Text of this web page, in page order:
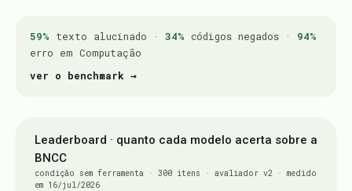
59% texto alucinado · 34% códigos negados · 94%
erro em Computação
ver o benchmark →
Leaderboard · quanto cada modelo acerta sobre a
BNCC
condição sem ferramenta · 300 itens · avaliador v2 · medido
em 16/jul/2026